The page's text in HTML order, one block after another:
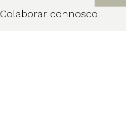
Colaborar connosco